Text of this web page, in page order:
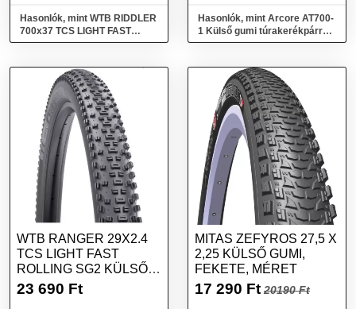
Hasonlók, mint WTB RIDDLER
700x37 TCS LIGHT FAST
ROLLING Külső gumi, fekete,
Hasonlók, mint Arcore AT700-
1 Külső gumi túrakerékpárra,
fekete, méret
WTB RANGER 29X2.4
TCS LIGHT FAST
ROLLING SG2 KÜLSŐ
GUMI, FEKETE, MÉRET
23 690 Ft
MITAS ZEFYROS 27,5 X
2,25 KÜLSŐ GUMI,
FEKETE, MÉRET
17 290 Ft 20190 Ft